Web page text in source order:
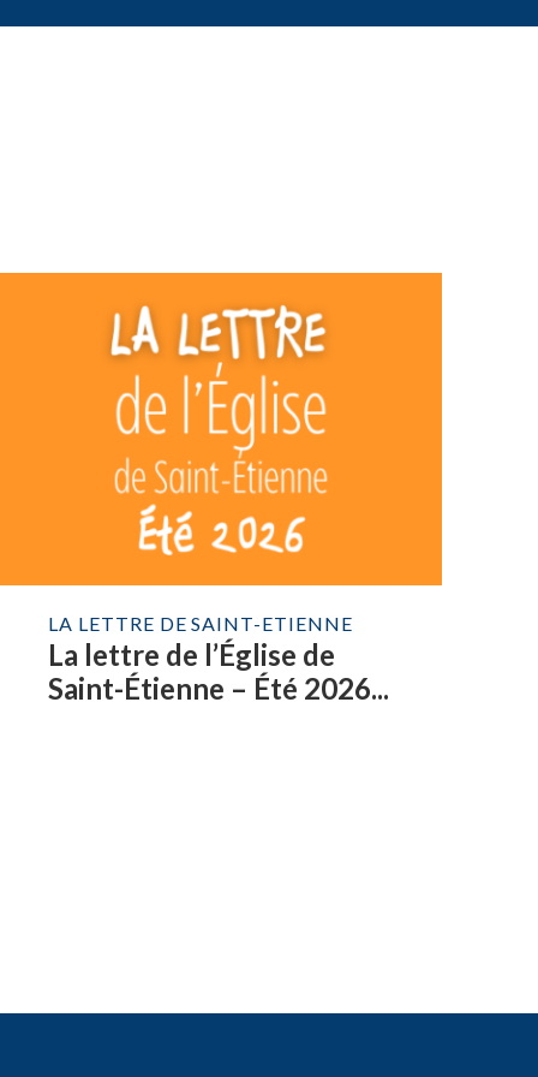
LA LETTRE DE SAINT-ETIENNE
La lettre de l’Église de
Saint-Étienne – Été 2026...